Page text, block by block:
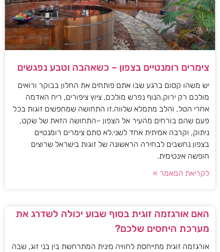
צימרים רומנטיים בצפון – כשאהבה וטבע נפגשים
יש משהו קסום ברגע שבו אתם פותחים את החלון בבוקר ורואים
מולכם רק ירוק.הנוף נפרש מולכם, ציוץ ציפורים, ריח האדמה
אחרי הטל, והלב מתמלא שלווה.זו התחושה שמחפשים זוגות בכל
פעם שהם בורחים מהעיר אל הצפון –התחושה הזאת של שקט,
ניתוק, וקרבה אמיתית אחד לשני.לא סתם צימרים רומנטיים
בצפון נחשבים לבחירה הראשונה של זוגות בישראל שרוצים
חופשה אינטימית.
לקריאת המאמר »
האם אורגזמה זוגית בסוף שבוע יכולה לשדרג את
מערכת היחסים שלכם?
אורגזמה זוגית מתייחסת לחוויה מינית המתרחשת בין בני זוג, שבה